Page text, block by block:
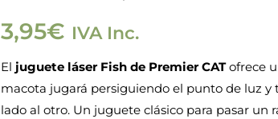
3,95€ IVA Inc.
El juguete láser Fish de Premier CATofrece
macota jugará persiguiendo el punto de luz
lado al otro. Un juguete clásico para pasar
premier